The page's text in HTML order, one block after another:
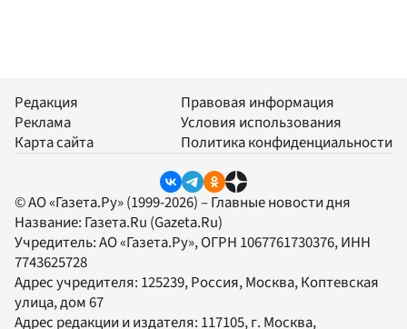
Редакция
Реклама
Карта сайта
Правовая информация
Условия использования
Политика конфиденциальности
© АО «Газета.Ру» (1999-2026) – Главные новости дня
Название: Газета.Ru (Gazeta.Ru)
Учредитель:АО «Газета.Ру», ОГРН 1067761730376, ИНН
7743625728
Адрес учредителя: 125239, Россия, Москва, Коптевская
улица, дом 67
Адрес редакции и издателя: 117105, г. Москва,